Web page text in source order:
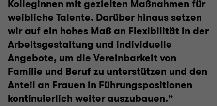
Kolleginnen mit gezielten Maßnahmen für
weibliche Talente. Darüber hinaus setzen
wir auf ein hohes Maß an Flexibilität in der
Arbeitsgestaltung und individuelle
Angebote, um die Vereinbarkeit von
Familie und Beruf zu unterstützen und den
Anteil an Frauen in Führungspositionen
kontinuierlich weiter auszubauen.“